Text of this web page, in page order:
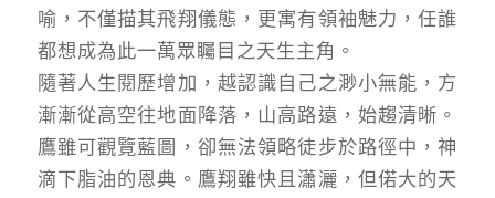
喻，不僅描其飛翔儀態，更寓有領袖魅力，任誰
都想成為此一萬眾矚目之天生主角。
隨著人生閱歷增加，越認識自己之渺小無能，方
漸漸從高空往地面降落，山高路遠，始趨清晰。
鷹雖可觀覽藍圖，卻無法領略徒步於路徑中，神
滴下脂油的恩典。鷹翔雖快且瀟灑，但偌大的天